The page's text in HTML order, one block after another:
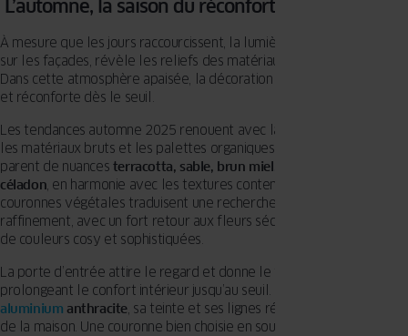
L’automne, la saison du réconfort
À mesure que les jours raccourcissent, la lumière plus douce glisse
sur les façades, révèle les reliefs des matériaux et invite à ralentir.
Dans cette atmosphère apaisée, la décoration de l’entrée accueille
et réconforte dès le seuil.
Les tendances automne 2025 renouent avec la nature, privilégiant
les matériaux bruts et les palettes organiques. Les feuillages se
parent de nuances terracotta, sable, brun miel, vieux rose ou vert
céladon, en harmonie avec les textures contemporaines. Les
couronnes végétales traduisent une recherche de douceur et de
raffinement, avec un fort retour aux fleurs séchées et aux palettes
de couleurs cosy et sophistiquées.
La porte d’entrée attire le regard et donne le ton de la façade,
prolongeant le confort intérieur jusqu’au seuil. En
aluminium anthracite, sa teinte et ses lignes révèlent le caractère
de la maison. Une couronne bien choisie en souligne l’harmonie : elle